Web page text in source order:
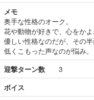
メモ
奥手な性格のオーク。
花や動物が好きで、心をかよ
優しい性格なのだが、その
低くこもった声なのが悩み。
迎撃ターン数 3
ボイス